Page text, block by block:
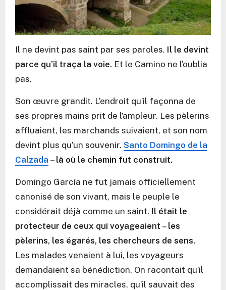
Il ne devint pas saint par ses paroles. Il le devint
parce qu’il traça la voie. Et le Camino ne l’oublia
pas.
Son œuvre grandit. L’endroit qu’il façonna de
ses propres mains prit de l’ampleur. Les pèlerins
affluaient, les marchands suivaient, et son nom
devint plus qu’un souvenir. Santo Domingo de la
Calzada – là où le chemin fut construit.
Domingo García ne fut jamais officiellement
canonisé de son vivant, mais le peuple le
considérait déjà comme un saint. Il était le
protecteur de ceux qui voyageaient – les
pèlerins, les égarés, les chercheurs de sens.
Les malades venaient à lui, les voyageurs
demandaient sa bénédiction. On racontait qu’il
accomplissait des miracles, qu’il sauvait des